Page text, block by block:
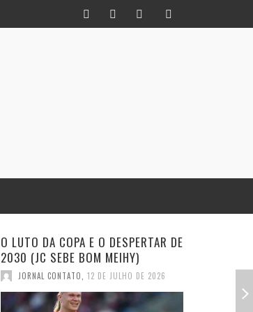
INFIDELIDADE COMO MÉTODO: UM
HISTORIADOR NA TORCIDA (JC
SEBE BOM MEIHY
JORNAL CONTATO, 28 DE JUNHO DE 2026